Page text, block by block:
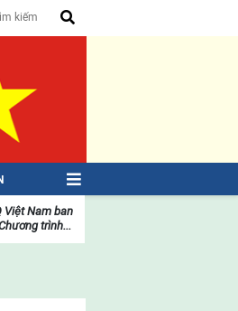
Việt Nam ban
trình...